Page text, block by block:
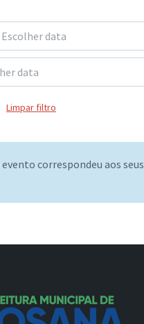
Limpar filtro
correspondeu aos seus